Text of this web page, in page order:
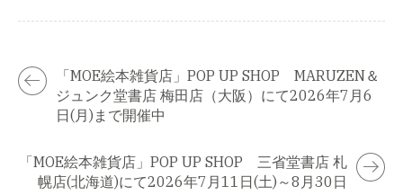
「MOE絵本雑貨店」POP UP SHOP MARUZEN＆
ジュンク堂書店 梅田店（大阪）にて2026年7月6
日(月)まで開催中
「MOE絵本雑貨店」POP UP SHOP 三省堂書店 札
幌店(北海道)にて2026年7月11日(土)～8月30日